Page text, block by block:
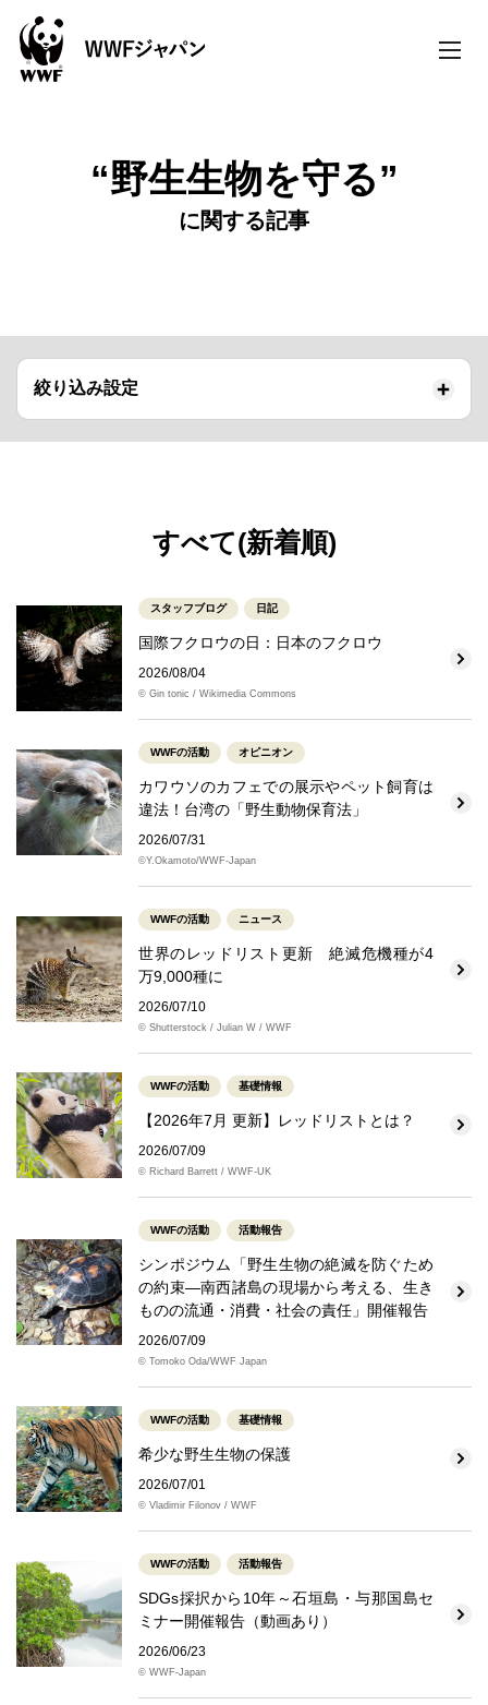
toggle
“野生生物を守る”
に関する記事
絞り込み設定
すべて(新着順)
スタッフブログ 日記
国際フクロウの日：日本のフクロウ
2026/08/04
© Gin tonic / Wikimedia Commons
WWFの活動 オピニオン
カワウソのカフェでの展示やペット飼育は
違法！台湾の「野生動物保育法」
2026/07/31
©Y.Okamoto/WWF-Japan
WWFの活動 ニュース
世界のレッドリスト更新 絶滅危機種が4
万9,000種に
2026/07/10
© Shutterstock / Julian W / WWF
WWFの活動 基礎情報
【2026年7月 更新】レッドリストとは？
2026/07/09
© Richard Barrett / WWF-UK
WWFの活動 活動報告
シンポジウム「野生生物の絶滅を防ぐため
の約束―南西諸島の現場から考える、生き
ものの流通・消費・社会の責任」開催報告
2026/07/09
© Tomoko Oda/WWF Japan
WWFの活動 基礎情報
希少な野生生物の保護
2026/07/01
© Vladimir Filonov / WWF
WWFの活動 活動報告
SDGs採択から10年～石垣島・与那国島セ
ミナー開催報告（動画あり）
2026/06/23
© WWF-Japan